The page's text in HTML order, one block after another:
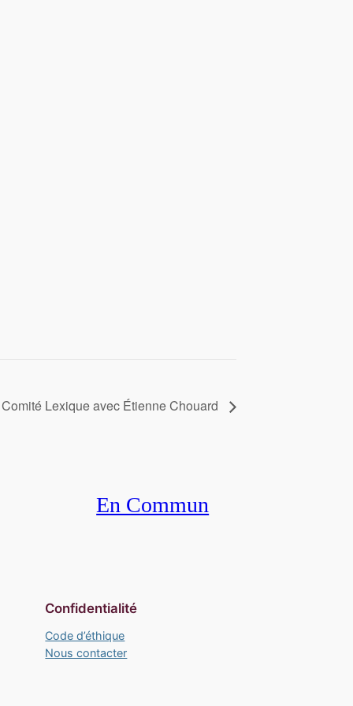
Lexique avec Étienne Chouard
En Commun
Confidentialité
Code d’éthique
Nous contacter